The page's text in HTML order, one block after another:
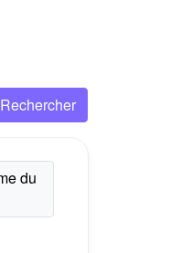
Rechercher